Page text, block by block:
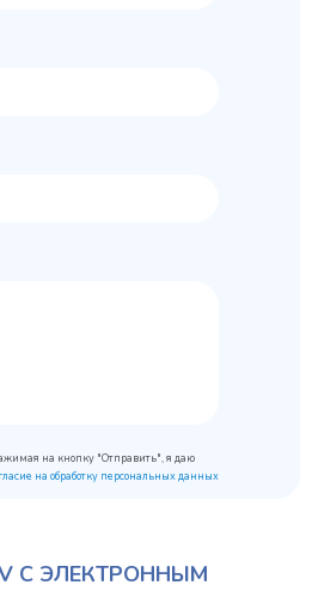
на кнопку "Отправить", я даю
на обработку персональных данных
С ЭЛЕКТРОННЫМ